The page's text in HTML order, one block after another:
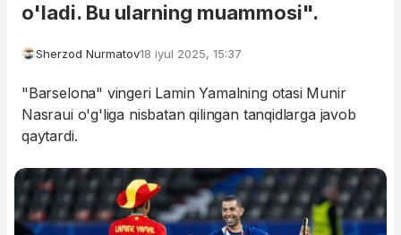
o'ladi. Bu ularning muammosi".
Sherzod Nurmatov18 iyul 2025, 15:37
"Barselona" vingeri Lamin Yamalning otasi Munir
Nasraui o'g'liga nisbatan qilingan tanqidlarga javob
qaytardi.